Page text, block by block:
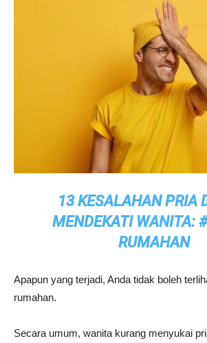
13 KESALAHAN PRIA
MENDEKATI WANITA:
RUMAHAN
Apapun yang terjadi, Anda tidak boleh
rumahan.
Secara umum, wanita kurang menyukai